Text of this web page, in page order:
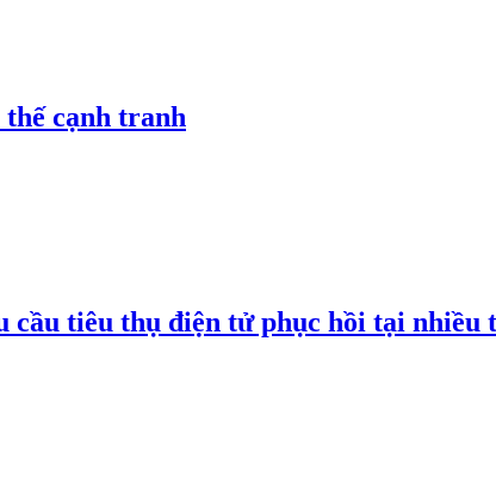
cạnh tranh
tiêu thụ điện tử phục hồi tại nhiều